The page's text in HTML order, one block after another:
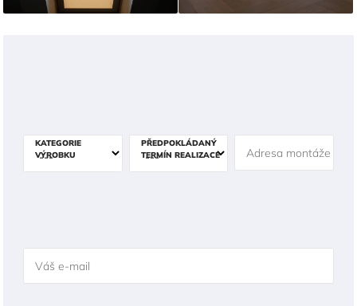
KATEGORIE
VÝROBKU
PŘEDPOKLÁDANÝ
TERMÍN REALIZACE
Adresa montáže
Váš e-mail